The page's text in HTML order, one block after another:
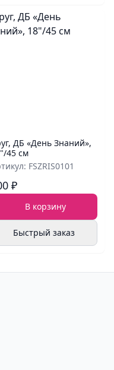
ДБ «День Знаний»,
45 см
FSZRIS0101
₽
В корзину
Быстрый заказ